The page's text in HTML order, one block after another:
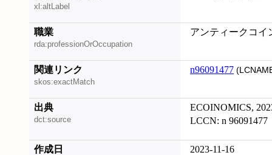
xl:altLabel
職業
rda:professionOrOccupation
アンティークコイ
関連リンク
skos:exactMatch
n96091477
出典
dct:source
ECOINOMICS,
LCCN: n 96091477
作成日 2023-11-16